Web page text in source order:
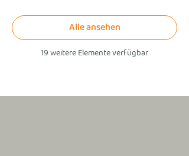
19 weitere Elemente verfügbar
Alle ansehen